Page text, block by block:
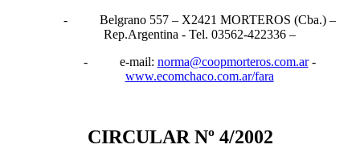
- Belgrano 557 – X2421 MORTEROS (Cba.) –
Rep.Argentina - Tel. 03562-422336 –
- e-mail: norma@coopmorteros.com.ar-
www.ecomchaco.com.ar/fara
CIRCULAR Nº 4/2002